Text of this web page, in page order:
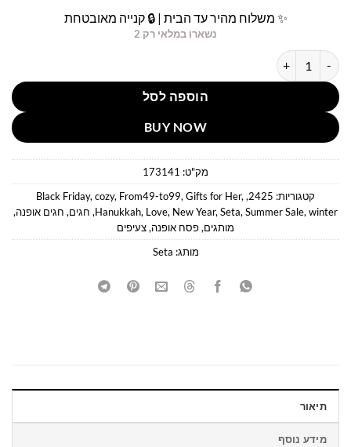
✨ משלוח מהיר עד הבית | 🔒 קנייה מאובטחת
נשארו במלאי רק 2
כמות של צעיף משי אבסטרקט שחור עם מסגרת אופוויט סטה
הוספה לסל
BUY NOW
מק"ט: 173141
קטגוריות: 2425
,
Black Friday, cozy, From49-to99, Gifts for Her,
Hanukkah, Love, New Year, Seta, Summer Sale, winter
, חגים, חגים אופנה,
מותגים,פסח אופנה,צעיפים
מותג: Seta
תיאור
מידע נוסף